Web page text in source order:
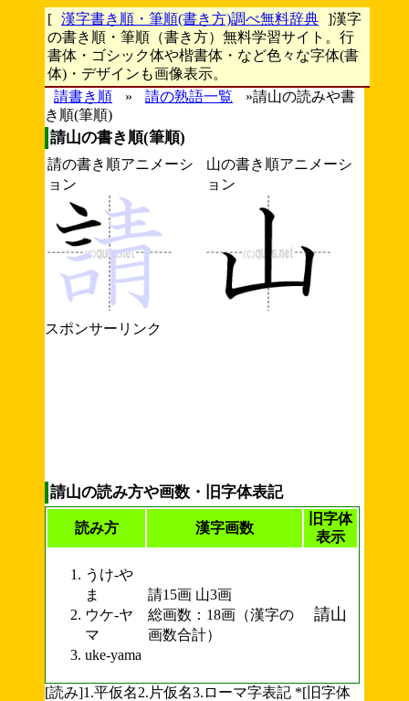
[ 漢字書き順・筆順(書き方)調べ無料辞典 ]漢字
の書き順・筆順（書き方）無料学習サイト。行
書体・ゴシック体や楷書体・など色々な字体(書
体)・デザインも画像表示。
請書き順
» 請の熟語一覧
»請山の読みや書
き順(筆順)
請山の書き順(筆順)
請の書き順アニメーシ
ョン
山の書き順アニメーシ
ョン
スポンサーリンク
請山の読み方や画数・旧字体表記
読み方 漢字画数
旧字体
表示
うけ-や
ま
ウケ-ヤ
マ
uke-yama
請15画 山3画
総画数：18画（漢字の
画数合計）
請山
[読み]1.平仮名2.片仮名3.ローマ字表記 *[旧字体